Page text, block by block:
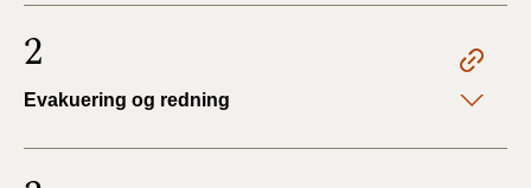
2
Evakuering og redning